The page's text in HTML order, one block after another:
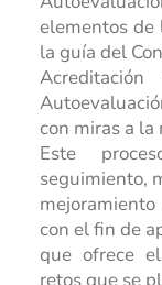
elementos de
la guía del
con miras a la
Este
seguimiento,
con el fin de
que ofrece
retos que se